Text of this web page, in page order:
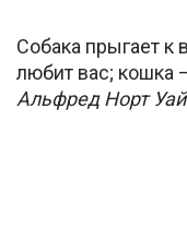
Собака прыгает к
любит вас; кошка
Альфред Норт